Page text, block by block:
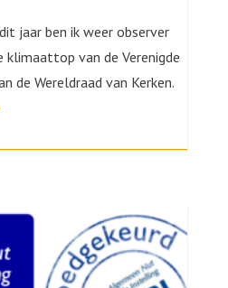
jaar ben ik weer observer
klimaattop van de Verenigde
de Wereldraad van Kerken.